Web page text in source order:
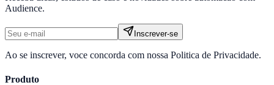
Audience.
Inscrever-se
Ao se inscrever, voce concorda com nossa Politica de Privacidade.
Produto